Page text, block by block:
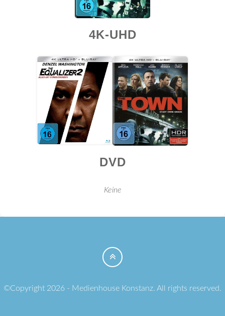
4K-UHD
DVD
Keine
©Copyright 2026 - Medienhouse Konstanz. All rights reserved.